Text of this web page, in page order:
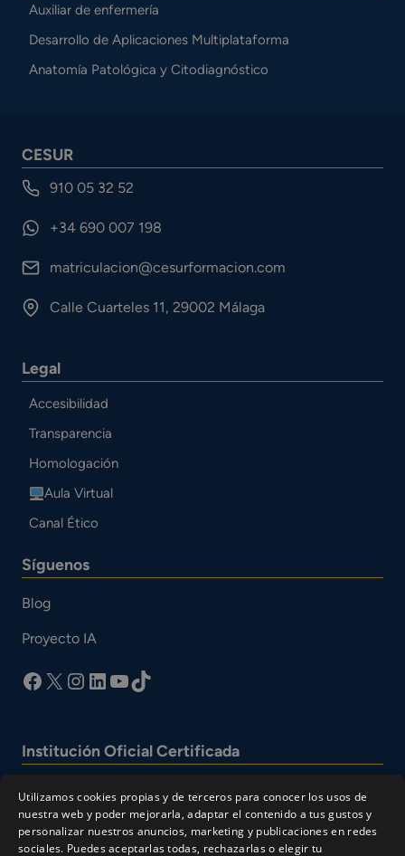
Auxiliar de enfermería
Desarrollo de Aplicaciones Multiplataforma
Anatomía Patológica y Citodiagnóstico
CESUR
910 05 32 52
+34 690 007 198
matriculacion@cesurformacion.com
Calle Cuarteles 11, 29002 Málaga
Legal
Accesibilidad
Transparencia
Homologación
Aula Virtual
Canal Ético
Síguenos
Blog
Proyecto IA
facebook
X Instagram
LinkedIn
YouTube
TikTok
Institución Oficial Certificada
Utilizamos cookies propias y de terceros para conocer los usos de
nuestra web y poder mejorarla, adaptar el contenido a tus gustos y
personalizar nuestros anuncios, marketing y publicaciones en redes
sociales. Puedes aceptarlas todas, rechazarlas o elegir tu